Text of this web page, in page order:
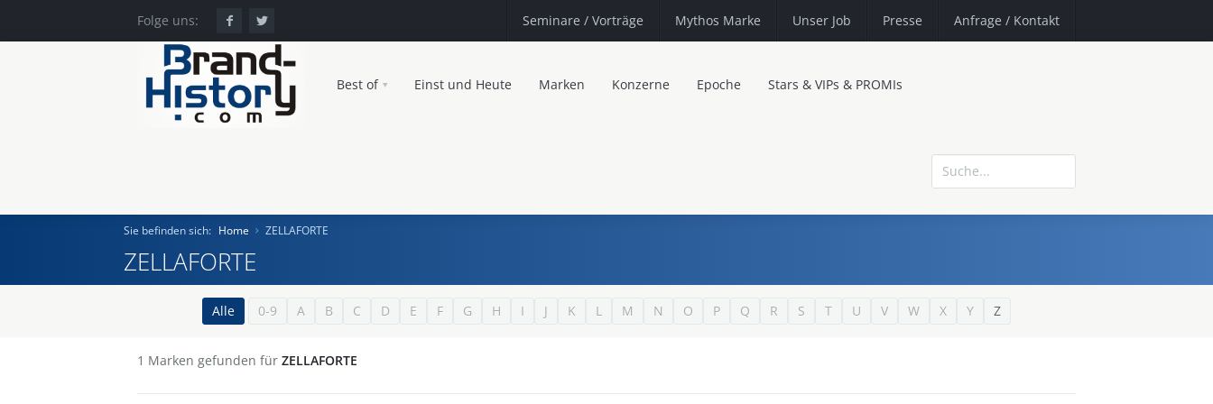
Folge uns: Seminare / Vorträge Mythos Marke Unser Job Presse Anfrage / Kontakt
Best of Einst und Heute Marken Konzerne Epoche Stars & VIPs & PROMIs
Sie befinden sich: Home ZELLAFORTE
ZELLAFORTE
Alle 0-9 A B C D E F G H I J K L M N O P Q R S T U V W X Y Z
1 Marken gefunden für ZELLAFORTE